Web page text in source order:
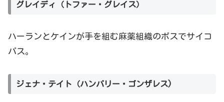
グレイディ（トファー・グレイス）
ハーランとケインが手を組む麻薬組織のボスでサイコ
パス。
ジェナ・テイト（ハンバリー・ゴンザレス)